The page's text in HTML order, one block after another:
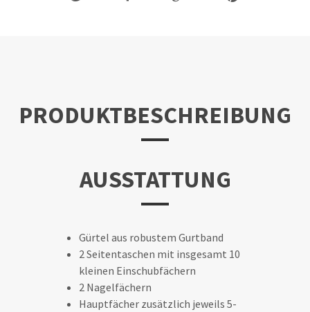
PRODUKTBESCHREIBUNG
AUSSTATTUNG
Gürtel aus robustem Gurtband
2 Seitentaschen mit insgesamt 10
kleinen Einschubfächern
2 Nagelfächern
Hauptfächer zusätzlich jeweils 5-